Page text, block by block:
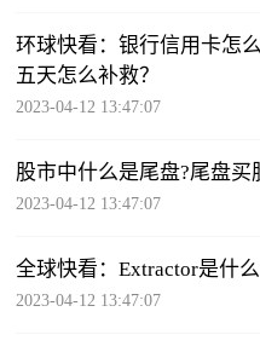
环球快看：银行信用卡怎
五天怎么补救？
2023-04-12 13:47:07
股市中什么是尾盘?尾盘买
2023-04-12 13:47:07
2023-04-12 13:47:07